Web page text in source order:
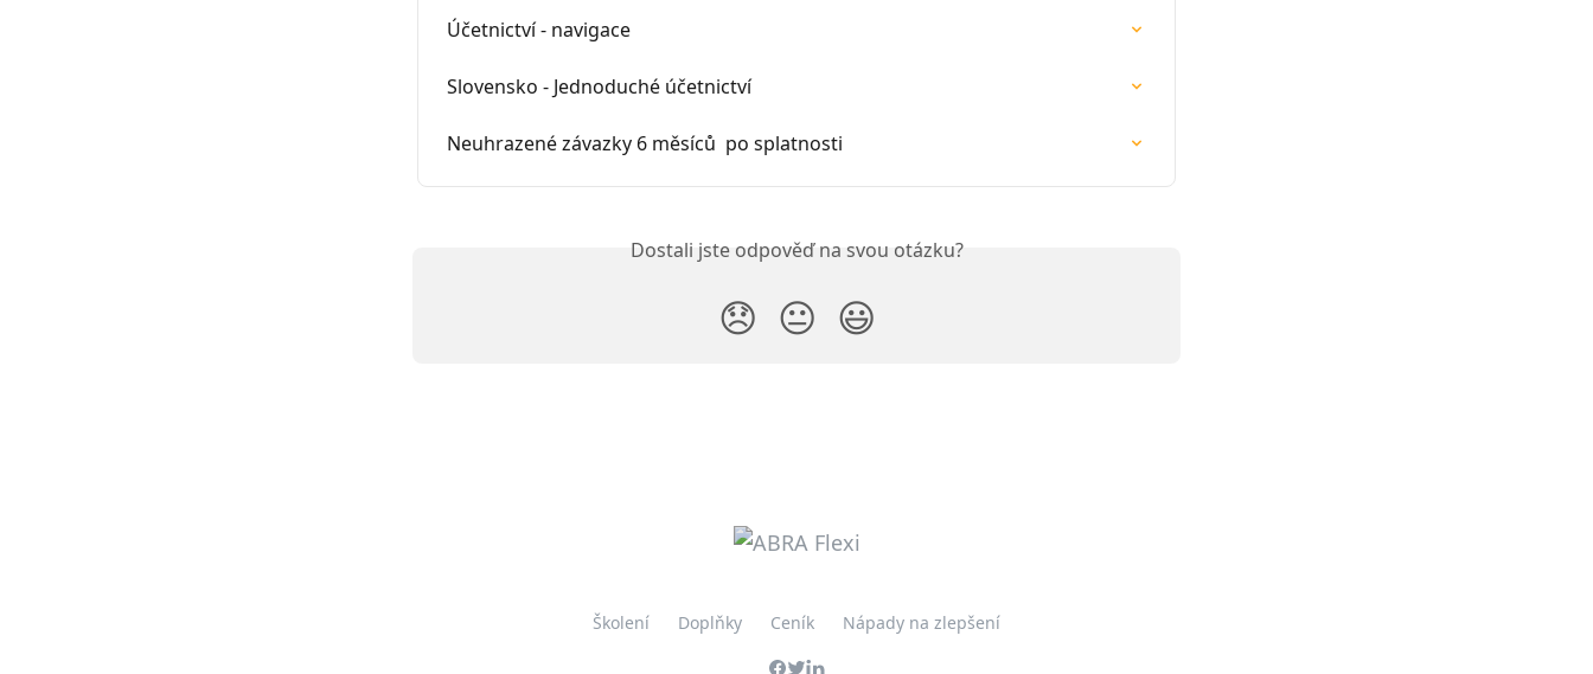
Účetnictví - navigace
Slovensko - Jednoduché účetnictví
Neuhrazené závazky 6 měsíců  po splatnosti
Dostali jste odpověď na svou otázku?
😞 😐 😃
Školení Doplňky Ceník Nápady na zlepšení